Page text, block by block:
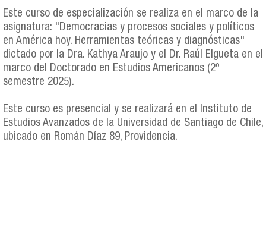
Este curso de especialización se realiza en el marco de la
asignatura: "Democracias y procesos sociales y políticos
en América hoy. Herramientas teóricas y diagnósticas"
dictado por la Dra. Kathya Araujo y el Dr. Raúl Elgueta en el
marco del Doctorado en Estudios Americanos (2º
semestre 2025).
Este curso es presencial y se realizará en el Instituto de
Estudios Avanzados de la Universidad de Santiago de Chile,
ubicado en Román Díaz 89, Providencia.